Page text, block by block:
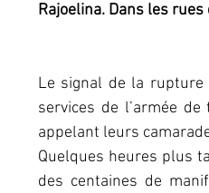
Rajoelina. Dans les
Le signal de la rupture
services de l’armée
appelant leurs
Quelques heures plus
des centaines de